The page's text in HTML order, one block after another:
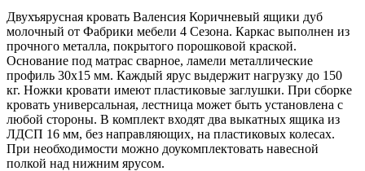
Двухъярусная кровать Валенсия Коричневый ящики дуб
молочный от Фабрики мебели 4 Сезона. Каркас выполнен из
прочного металла, покрытого порошковой краской.
Основание под матрас сварное, ламели металлические
профиль 30х15 мм. Каждый ярус выдержит нагрузку до 150
кг. Ножки кровати имеют пластиковые заглушки. При сборке
кровать универсальная, лестница может быть установлена с
любой стороны. В комплект входят два выкатных ящика из
ЛДСП 16 мм, без направляющих, на пластиковых колесах.
При необходимости можно доукомплектовать навесной
полкой над нижним ярусом.